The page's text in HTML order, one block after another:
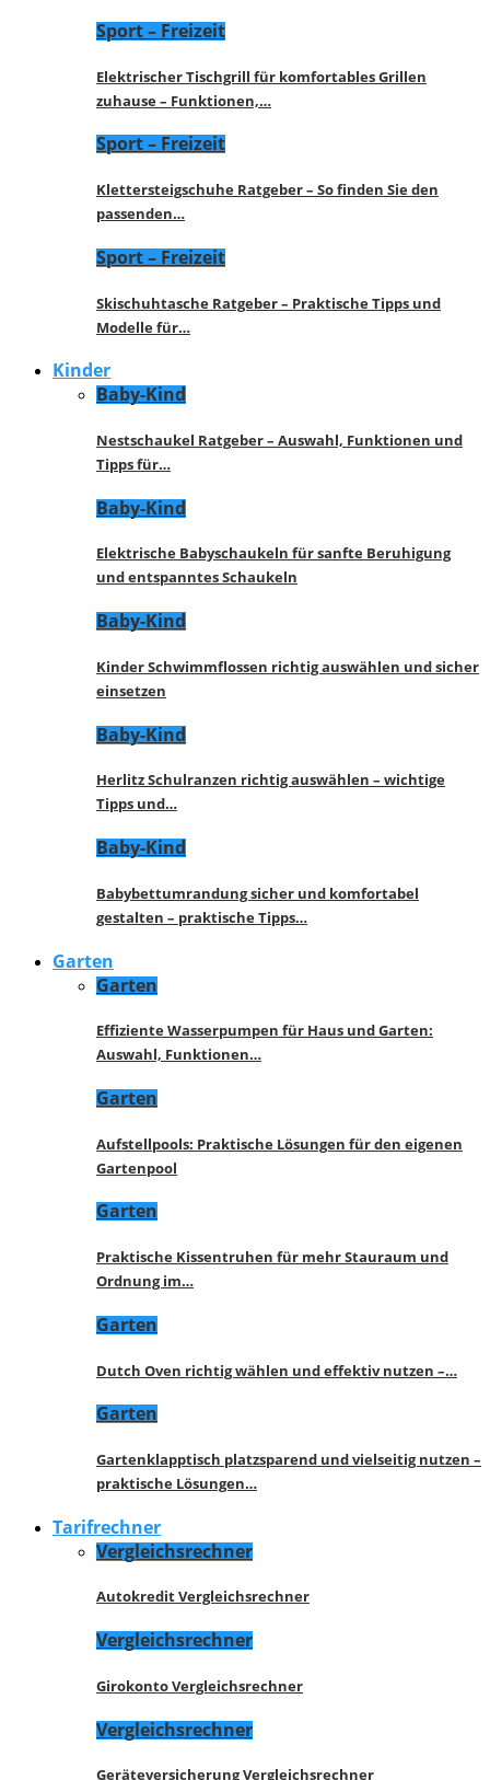
Sport – Freizeit
Elektrischer Tischgrill für komfortables Grillen
zuhause – Funktionen,…
Sport – Freizeit
Klettersteigschuhe Ratgeber – So finden Sie den
passenden…
Sport – Freizeit
Skischuhtasche Ratgeber – Praktische Tipps und
Modelle für…
Kinder
Baby-Kind
Nestschaukel Ratgeber – Auswahl, Funktionen und
Tipps für…
Baby-Kind
Elektrische Babyschaukeln für sanfte Beruhigung
und entspanntes Schaukeln
Baby-Kind
Kinder Schwimmflossen richtig auswählen und sicher
einsetzen
Baby-Kind
Herlitz Schulranzen richtig auswählen – wichtige
Tipps und…
Baby-Kind
Babybettumrandung sicher und komfortabel
gestalten – praktische Tipps…
Garten
Garten
Effiziente Wasserpumpen für Haus und Garten:
Auswahl, Funktionen…
Garten
Aufstellpools: Praktische Lösungen für den eigenen
Gartenpool
Garten
Praktische Kissentruhen für mehr Stauraum und
Ordnung im…
Garten
Dutch Oven richtig wählen und effektiv nutzen –…
Garten
Gartenklapptisch platzsparend und vielseitig nutzen –
praktische Lösungen…
Tarifrechner
Vergleichsrechner
Autokredit Vergleichsrechner
Vergleichsrechner
Girokonto Vergleichsrechner
Vergleichsrechner
Geräteversicherung Vergleichsrechner